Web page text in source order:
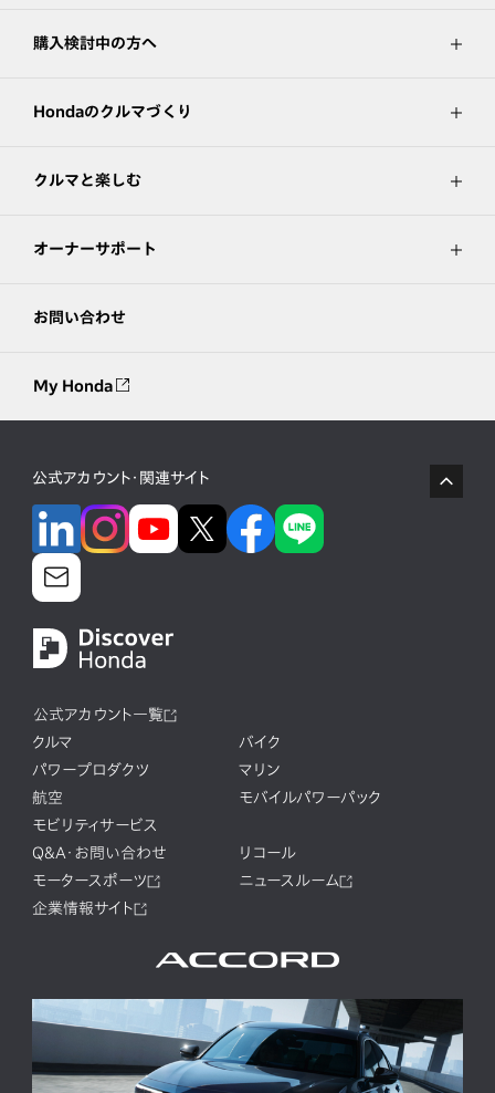
購入検討中の方へ
Hondaのクルマづくり
クルマと楽しむ
オーナーサポート
お問い合わせ
My Honda
公式アカウント・関連サイト
公式アカウント一覧
クルマ
バイク
パワープロダクツ
マリン
航空
モバイルパワーパック
モビリティサービス
Q&A・お問い合わせ
リコール
モータースポーツ
ニュースルーム
企業情報サイト